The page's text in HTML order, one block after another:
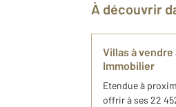
À découvrir
Villas à vendre
Immobilier
Etendue à
offrir à ses 22